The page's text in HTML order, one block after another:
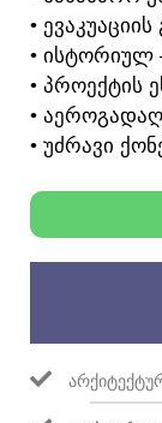
• ᲔᲕᲐᲙᲣᲐᲪᲘᲘᲡ
• ᲘᲡᲢᲝᲠᲘᲣᲚ
• ᲞᲠᲝᲔᲥᲢᲘᲡ
•
• ᲣᲫᲠᲐᲕᲘ